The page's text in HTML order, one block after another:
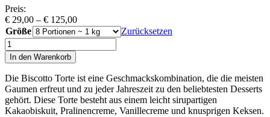
Preis:
€ 29,00 – € 125,00Preisspanne:
€ 29,00
bis
€ 125,00
Größe
Zurücksetzen
Biscotto
Torte
Menge
In den Warenkorb
Die Biscotto Torte ist eine Geschmackskombination, die die meisten
Gaumen erfreut und zu jeder Jahreszeit zu den beliebtesten Desserts
gehört. Diese Torte besteht aus einem leicht sirupartigen
Kakaobiskuit, Pralinencreme, Vanillecreme und knusprigen Keksen.